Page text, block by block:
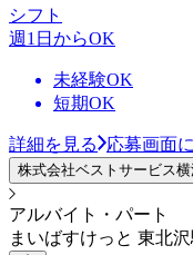
シフト
週1日からOK
未経験OK
短期OK
詳細を見る 応募画面
株式会社ベストサービス
アルバイト・パート
まいばすけっと 東北